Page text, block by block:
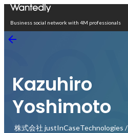
Business social network with 4M professionals
Kazuhiro
Yoshimoto
株式会社 justInCaseTechnologies